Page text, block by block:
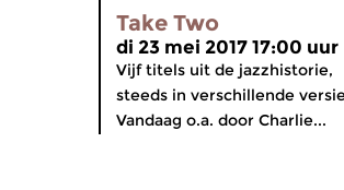
Take Two
di 23 mei 2017 17:00 uur
Vijf titels uit de jazzhistorie,
steeds in verschillende
Vandaag o.a. door Charlie...